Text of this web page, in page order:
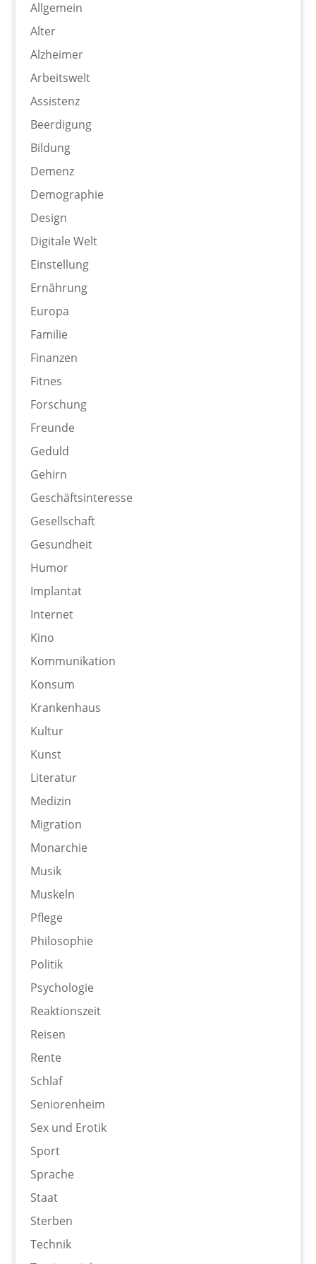
Allgemein
Alter
Alzheimer
Arbeitswelt
Assistenz
Beerdigung
Bildung
Demenz
Demographie
Design
Digitale Welt
Einstellung
Ernährung
Europa
Familie
Finanzen
Fitnes
Forschung
Freunde
Geduld
Gehirn
Geschäftsinteresse
Gesellschaft
Gesundheit
Humor
Implantat
Internet
Kino
Kommunikation
Konsum
Krankenhaus
Kultur
Kunst
Literatur
Medizin
Migration
Monarchie
Musik
Muskeln
Pflege
Philosophie
Politik
Psychologie
Reaktionszeit
Reisen
Rente
Schlaf
Seniorenheim
Sex und Erotik
Sport
Sprache
Staat
Sterben
Technik